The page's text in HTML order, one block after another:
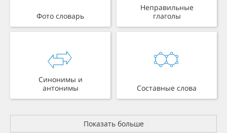
Фото словарь
Неправильные
глаголы
Синонимы и
антонимы
Составные слова
Показать больше